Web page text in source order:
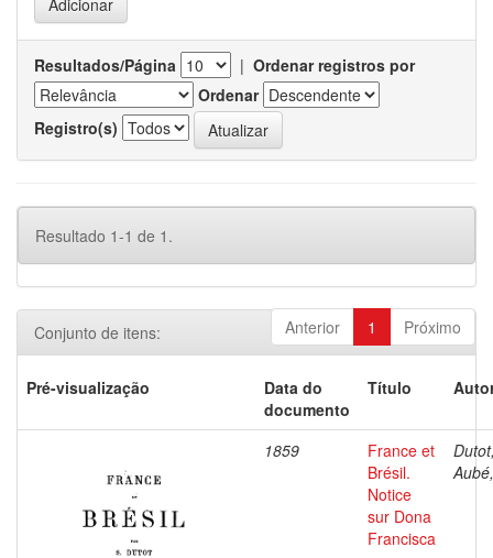
Resultados/Página | Ordenar registros por
Ordenar
Registro(s)
Resultado 1-1 de 1.
Anterior 1 Próximo
Conjunto de itens:
Pré-visualização
Data do
documento
Título
1859
France et
Brésil.
Notice
sur Dona
Francisca